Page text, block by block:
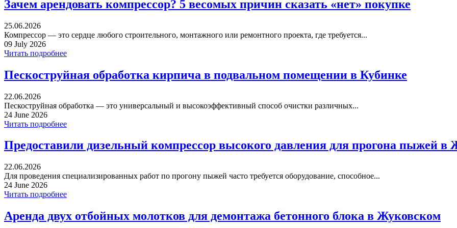
Зачем арендовать компрессор? 5 весомых причин сказать «нет» покупке
25.06.2026
Компрессор — это сердце любого строительного, монтажного или ремонтного проекта, где требуется...
09 July 2026
Читать подробнее
Пескоструйная обработка кирпича в подвальном помещении в Кубинке
22.06.2026
Пескоструйная обработка — это универсальный и высокоэффективный способ очистки различных...
24 June 2026
Читать подробнее
Предоставили дизельный компрессор высокого давления для прогона пыжей в
22.06.2026
Для проведения специализированных работ по прогону пыжей часто требуется оборудование, способное...
24 June 2026
Читать подробнее
Аренда двух отбойных молотков для демонтажа бетонного блока в Жуковском